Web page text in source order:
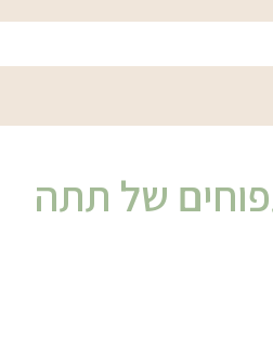
של תתה